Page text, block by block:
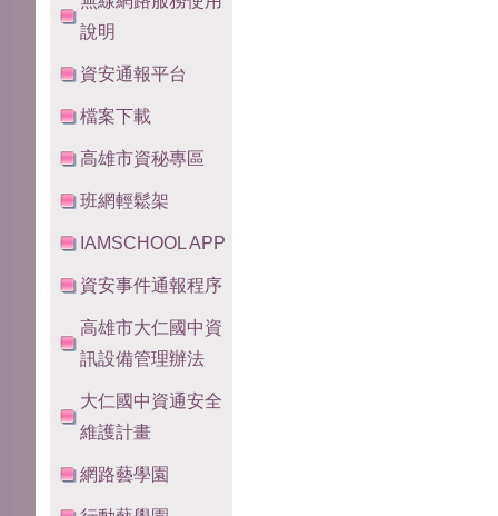
說明
資安通報平台
檔案下載
高雄市資秘專區
班網輕鬆架
IAMSCHOOL APP
資安事件通報程序
高雄市大仁國中資
訊設備管理辦法
大仁國中資通安全
維護計畫
網路藝學園